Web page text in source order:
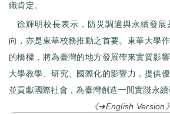
織肯定。
徐輝明校長表示，防災調適與永續發
向，亦是東華校務推動之首要。東華大學
的橋樑，將為臺灣的地方發展帶來實質影
大學教學、研究、國際化的影響力，提供
並貢獻國際社會，為臺灣創造一間實踐永續
《➜English Version》